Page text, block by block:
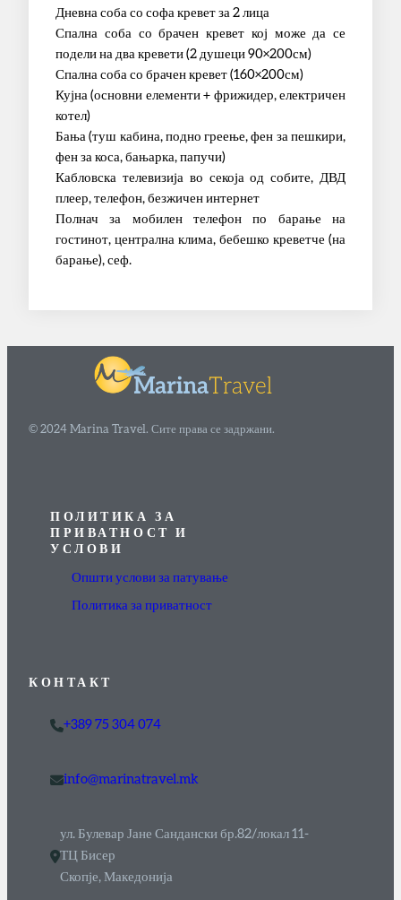
Дневна соба со софа кревет за 2 лица
Спална соба со брачен кревет кој може да се
подели на два кревети (2 душеци 90×200см)
Спална соба со брачен кревет (160×200см)
Кујна (основни елементи + фрижидер, електричен
котел)
Бања (туш кабина, подно греење, фен за пешкири,
фен за коса, бањарка, папучи)
Кабловска телевизија во секоја од собите, ДВД
плеер, телефон, безжичен интернет
Полнач за мобилен телефон по барање на
гостинот, централна клима, бебешко креветче (на
барање), сеф.
© 2024 Marina Travel. Сите права се задржани.
ПОЛИТИКА ЗА
ПРИВАТНОСТ И
УСЛОВИ
Општи услови за патување
Политика за приватност
КОНТАКТ
+389 75 304 074
info@marinatravel.mk
ул. Булевар Јане Сандански бр.82/локал 11-
ТЦ Бисер
Скопје, Македонија